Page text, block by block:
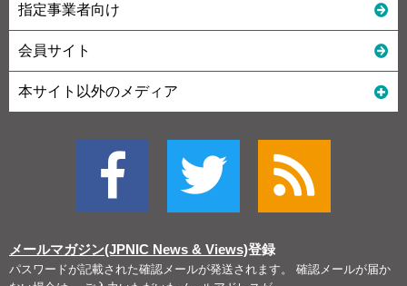
指定事業者向け
会員サイト
本サイト以外のメディア
メールマガジン(JPNIC News & Views)登録
パスワードが記載された確認メールが発送されます。 確認メールが届か